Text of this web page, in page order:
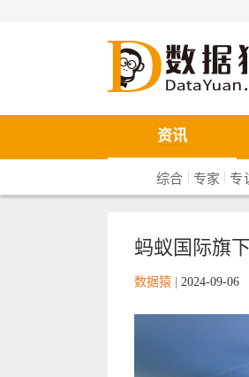
数据猿
资讯
综合 | 专家 |专
蚂蚁国际旗
数据猿 2024-09-06